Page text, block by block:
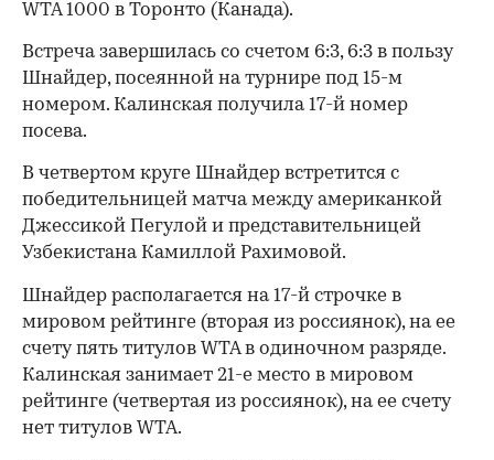
WTA 1000 в Торонто (Канада).
Встреча завершилась со счетом 6:3, 6:3 в пользу
Шнайдер, посеянной на турнире под 15-м
номером. Калинская получила 17-й номер
посева.
В четвертом круге Шнайдер встретится с
победительницей матча между американкой
Джессикой Пегулой и представительницей
Узбекистана Камиллой Рахимовой.
Шнайдер располагается на 17-й строчке в
мировом рейтинге (вторая из россиянок), на ее
счету пять титулов WTA в одиночном разряде.
Калинская занимает 21-е место в мировом
рейтинге (четвертая из россиянок), на ее счету
нет титулов WTA.